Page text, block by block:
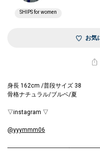
SHIPS for women
お気
身長 162cm /普段サイズ 38
骨格ナチュラル/ブルベ/夏
▽instagram ▽
@yyymmm06